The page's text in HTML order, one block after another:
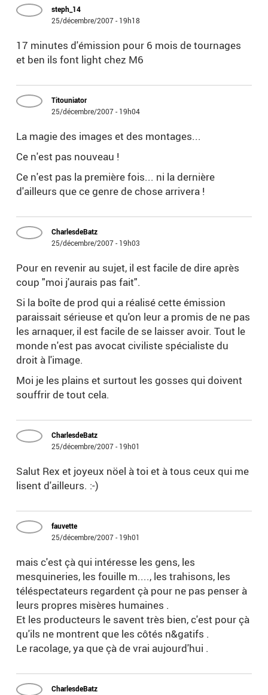
steph_14
25/décembre/2007 - 19h18
17 minutes d'émission pour 6 mois de tournages
et ben ils font light chez M6
Titouniator
25/décembre/2007 - 19h04
La magie des images et des montages...
Ce n'est pas nouveau !
Ce n'est pas la première fois... ni la dernière
d'ailleurs que ce genre de chose arrivera !
CharlesdeBatz
25/décembre/2007 - 19h03
Pour en revenir au sujet, il est facile de dire après
coup "moi j'aurais pas fait".
Si la boîte de prod qui a réalisé cette émission
paraissait sérieuse et qu'on leur a promis de ne pas
les arnaquer, il est facile de se laisser avoir. Tout le
monde n'est pas avocat civiliste spécialiste du
droit à l'image.
Moi je les plains et surtout les gosses qui doivent
souffrir de tout cela.
CharlesdeBatz
25/décembre/2007 - 19h01
Salut Rex et joyeux nöel à toi et à tous ceux qui me
lisent d'ailleurs. :-)
fauvette
25/décembre/2007 - 19h01
mais c'est çà qui intéresse les gens, les
mesquineries, les fouille m...., les trahisons, les
téléspectateurs regardent çà pour ne pas penser à
leurs propres misères humaines .
Et les producteurs le savent très bien, c'est pour çà
qu'ils ne montrent que les côtés n&gatifs .
Le racolage, ya que çà de vrai aujourd'hui .
CharlesdeBatz